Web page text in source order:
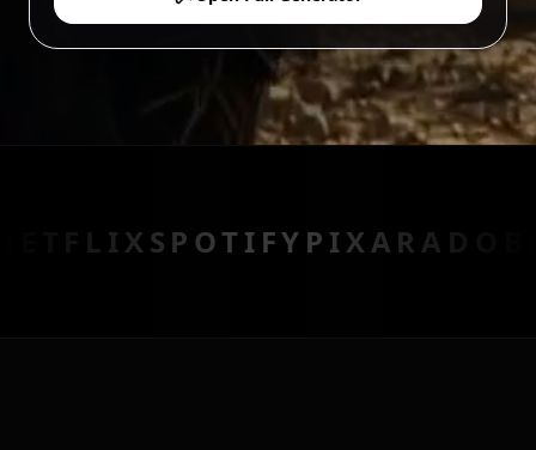
SPOTIFYPIXARADOBEEPIC